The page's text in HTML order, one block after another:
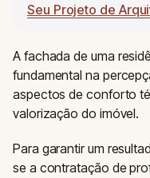
Seu Projeto de
A fachada de uma
fundamental na
aspectos de conforto
valorização do imóvel.
Para garantir um
se a contratação de